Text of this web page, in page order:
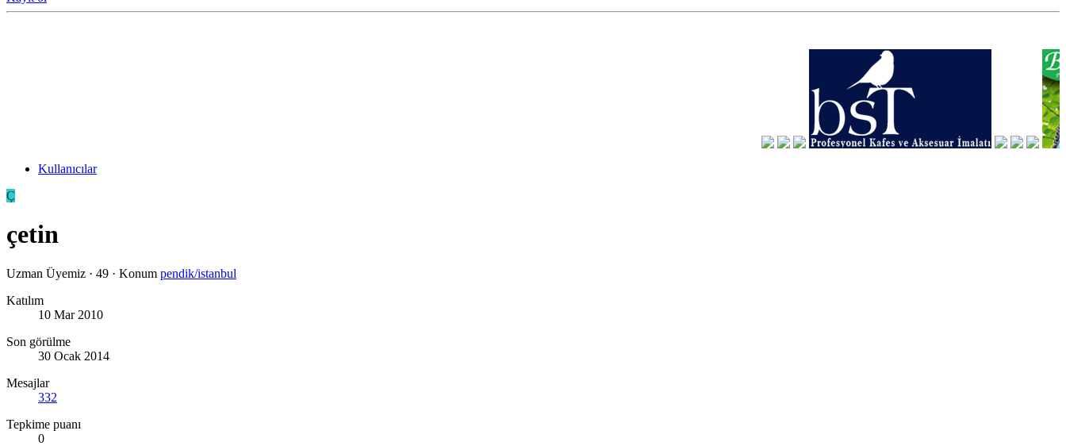
Kullanıcılar
Ç
çetin
Uzman Üyemiz · 49 · Konum pendik/istanbul
Katılım
10 Mar 2010
Son görülme
30 Ocak 2014
Mesajlar
332
Tepkime puanı
0